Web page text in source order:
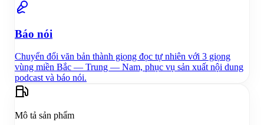
Báo nói
Chuyển đổi văn bản thành giọng đọc tự nhiên với 3 giọng
vùng miền Bắc — Trung — Nam, phục vụ sản xuất nội dung
podcast và báo nói.
Mô tả sản phẩm